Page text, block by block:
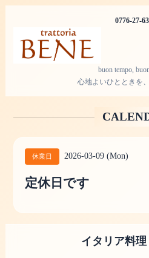
0776-27-
buon tempo,
心地よいひとときを
休業日 2026-03-09 (Mon)
定休日です
イタリア料